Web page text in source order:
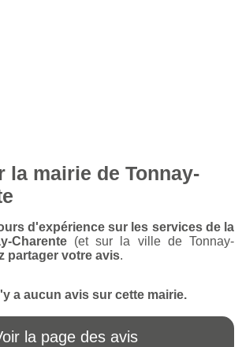
la mairie de Tonnay-
d'expérience sur les services de la
Charente(et sur la ville de Tonnay-
partager votre avis.
a aucun avis sur cette mairie.
la page des avis